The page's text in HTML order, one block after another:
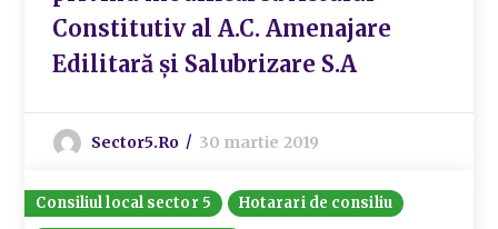
Constitutiv al A.C. Amenajare
Edilitară și Salubrizare S.A
Sector5.ro 30 martie 2019
Consiliul local sector 5
Hotarari de consiliu